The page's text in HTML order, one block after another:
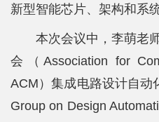
所
心
新型智能芯片、架构和系
本次会议中，李萌老
会（Association for
ACM）集成电路设计自动
Group on Design